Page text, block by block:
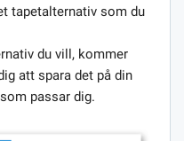
tapetalternativ som du
du vill, kommer
att spara det på din
passar dig.